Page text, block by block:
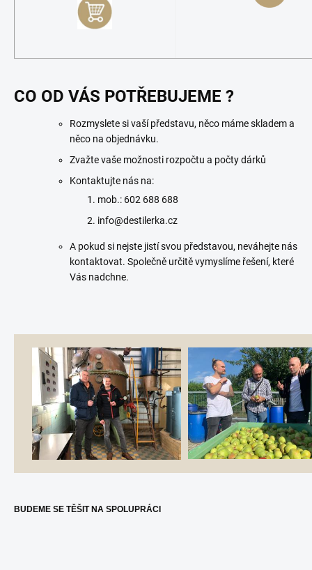
CO OD VÁS POTŘEBUJEME ?
Rozmyslete si vaší představu, něco máme skladem a
něco na objednávku.
Zvažte vaše možnosti rozpočtu a počty dárků
Kontaktujte nás na:
mob.: 602 688 688
info@destilerka.cz
A pokud si nejste jistí svou představou, neváhejte nás
kontaktovat. Společně určitě vymyslíme řešení, které
Vás nadchne.
BUDEME SE TĚŠIT NA SPOLUPRÁCI